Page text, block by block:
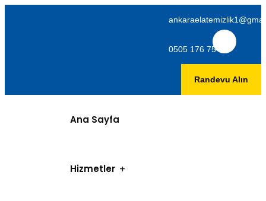
0505 176 75 06
Randevu Alın
Ana Sayfa
Hizmetler